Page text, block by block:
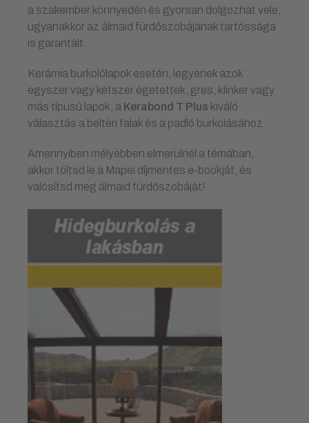
a szakember könnyedén és gyorsan dolgozhat vele,
ugyanakkor az álmaid fürdőszobájának tartóssága
is garantált.
Kerámia burkolólapok esetén, legyenek azok
egyszer vagy kétszer égetettek, gres, klinker vagy
más típusú lapok, a Kerabond T Plus kiváló
választás a beltéri falak és a padló burkolásához.
Amennyiben mélyebben elmerülnél a témában,
akkor töltsd le a Mapei díjmentes e-bookját, és
valósítsd meg álmaid fürdőszobáját!